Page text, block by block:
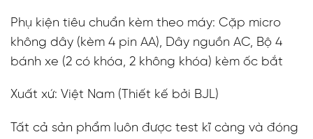
Phụ kiện tiêu chuẩn kèm theo máy: Cặp micro
không dây (kèm 4 pin AA), Dây nguồn AC, Bộ 4
bánh xe (2 có khóa, 2 không khóa) kèm ốc bắt
Xuất xứ: Việt Nam (Thiết kế bởi BJL)
Tất cả sản phẩm luôn được test kĩ càng và đóng